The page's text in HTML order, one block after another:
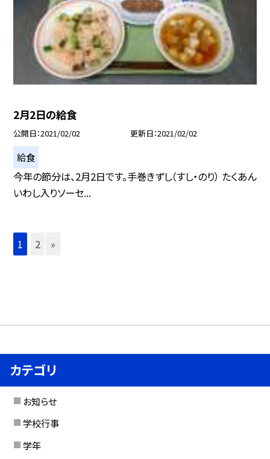
2月2日の給食
公開日 2021/02/02 更新日 2021/02/02
給食
今年の節分は、2月2日です。手巻きずし（すし・のり） たくあん
いわし入りソーセ...
1 2 »
カテゴリ
お知らせ
学校行事
学年